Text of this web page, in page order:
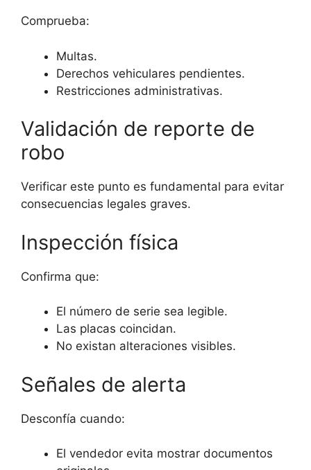
Comprueba:
Multas.
Derechos vehiculares pendientes.
Restricciones administrativas.
Validación de reporte de
robo
Verificar este punto es fundamental para evitar
consecuencias legales graves.
Inspección física
Confirma que:
El número de serie sea legible.
Las placas coincidan.
No existan alteraciones visibles.
Señales de alerta
Desconfía cuando:
El vendedor evita mostrar documentos